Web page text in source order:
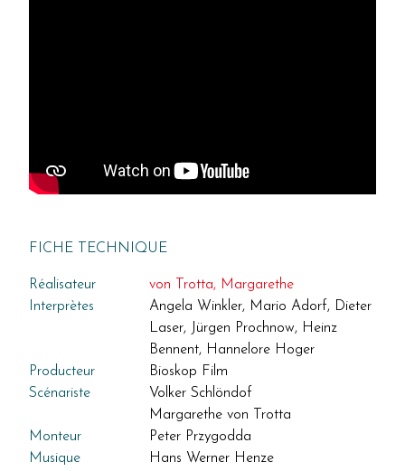
FICHE TECHNIQUE
Réalisateur
von Trotta, Margarethe
Interprètes
Angela Winkler, Mario Adorf, Dieter
Laser, Jürgen Prochnow, Heinz
Bennent, Hannelore Hoger
Producteur
Bioskop Film
Scénariste
Volker Schlöndof
Margarethe von Trotta
Monteur
Peter Przygodda
Musique
Hans Werner Henze